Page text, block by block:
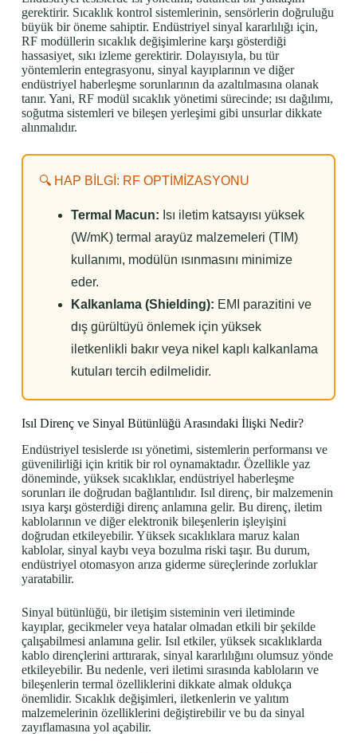
gerektirir. Sıcaklık kontrol sistemlerinin, sensörlerin doğruluğu
büyük bir öneme sahiptir. Endüstriyel sinyal kararlılığı için,
RF modüllerin sıcaklık değişimlerine karşı gösterdiği
hassasiyet, sıkı izleme gerektirir. Dolayısıyla, bu tür
yöntemlerin entegrasyonu, sinyal kayıplarının ve diğer
endüstriyel haberleşme sorunlarının da azaltılmasına olanak
tanır. Yani, RF modül sıcaklık yönetimi sürecinde; ısı dağılımı,
soğutma sistemleri ve bileşen yerleşimi gibi unsurlar dikkate
alınmalıdır.
🔍 HAP BİLGİ: RF OPTİMİZASYONU
Termal Macun: Isı iletim katsayısı yüksek
(W/mK) termal arayüz malzemeleri (TIM)
kullanımı, modülün ısınmasını minimize
eder.
Kalkanlama (Shielding): EMI parazitini ve
dış gürültüyü önlemek için yüksek
iletkenlikli bakır veya nikel kaplı kalkanlama
kutuları tercih edilmelidir.
Isıl Direnç ve Sinyal Bütünlüğü Arasındaki İlişki Nedir?
Endüstriyel tesislerde ısı yönetimi, sistemlerin performansı ve
güvenilirliği için kritik bir rol oynamaktadır. Özellikle yaz
döneminde, yüksek sıcaklıklar, endüstriyel haberleşme
sorunları ile doğrudan bağlantılıdır. Isıl direnç, bir malzemenin
ısıya karşı gösterdiği direnç anlamına gelir. Bu direnç, iletim
kablolarının ve diğer elektronik bileşenlerin işleyişini
doğrudan etkileyebilir. Yüksek sıcaklıklara maruz kalan
kablolar, sinyal kaybı veya bozulma riski taşır. Bu durum,
endüstriyel otomasyon arıza giderme süreçlerinde zorluklar
yaratabilir.
Sinyal bütünlüğü, bir iletişim sisteminin veri iletiminde
kayıplar, gecikmeler veya hatalar olmadan etkili bir şekilde
çalışabilmesi anlamına gelir. Isıl etkiler, yüksek sıcaklıklarda
kablo dirençlerini arttırarak, sinyal kararlılığını olumsuz yönde
etkileyebilir. Bu nedenle, veri iletimi sırasında kabloların ve
bileşenlerin termal özelliklerini dikkate almak oldukça
önemlidir. Sıcaklık değişimleri, iletkenlerin ve yalıtım
malzemelerinin özelliklerini değiştirebilir ve bu da sinyal
zayıflamasına yol açabilir.